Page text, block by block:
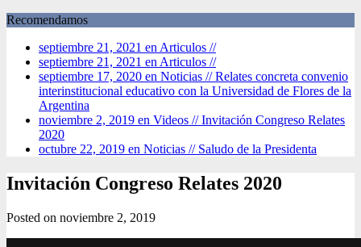
Recomendamos
septiembre 21, 2021 en Articulos //
septiembre 21, 2021 en Articulos //
septiembre 17, 2020 en Noticias //Relates concreta convenio
interinstitucional educativo con la Universidad de Flores de la
Argentina
noviembre 2, 2019 en Videos //Invitación Congreso Relates
2020
octubre 22, 2019 en Noticias // Saludo de la Presidenta
Invitación Congreso Relates 2020
Posted on noviembre 2, 2019